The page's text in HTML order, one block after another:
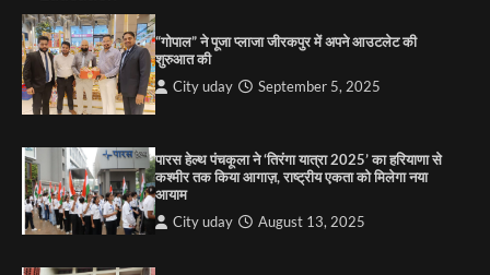
की कसम: देवशाली
City uday
“गोपाल” ने पूजा प्लाजा जीरकपुर में अपने आउटलेट की
शुरुआत की
City uday September 5, 2025
पारस हेल्थ पंचकूला ने ‘तिरंगा यात्रा 2025’ का हरियाणा से
कश्मीर तक किया आगाज़, राष्ट्रीय एकता को मिलेगा नया
आयाम
City uday August 13, 2025